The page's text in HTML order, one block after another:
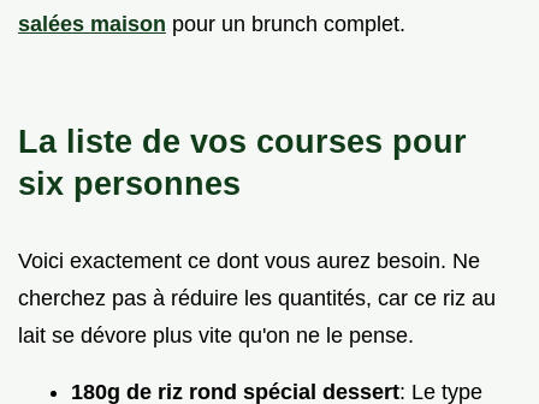
salées maison pour un brunch complet.
La liste de vos courses pour
six personnes
Voici exactement ce dont vous aurez besoin. Ne
cherchez pas à réduire les quantités, car ce riz au
lait se dévore plus vite qu'on ne le pense.
180g de riz rond spécial dessert: Le type